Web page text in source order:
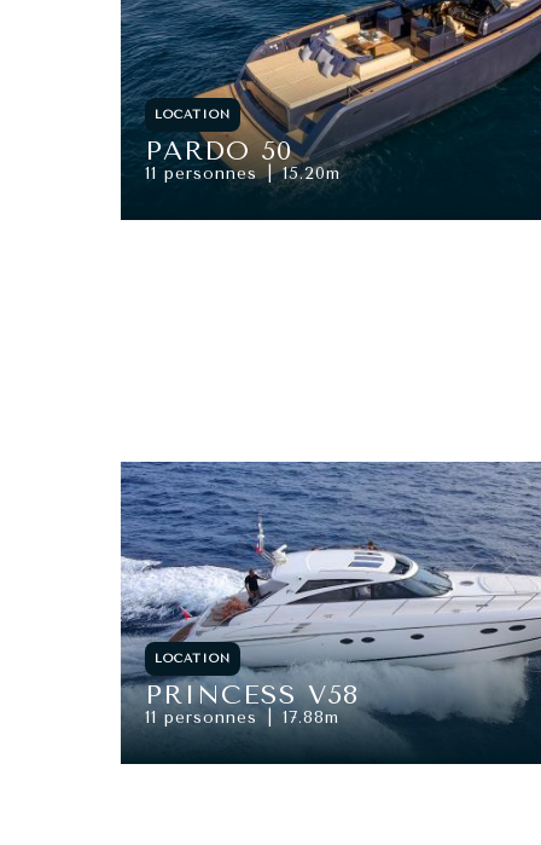
LOCATION
PARDO 50
11 personnes 15.20m
LOCATION
PRINCESS V58
11 personnes 17.88m